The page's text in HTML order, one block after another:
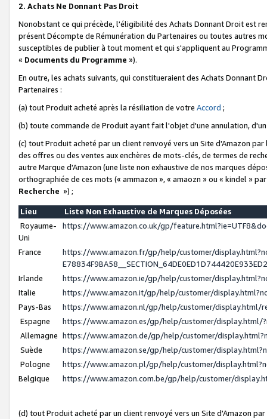
2. Achats Ne Donnant Pas Droit
Nonobstant ce qui précède, l'éligibilité des Achats Donnant Droit est
présent Décompte de Rémunération du Partenaires ou toutes autres
susceptibles de publier à tout moment et qui s'appliquent au
« Documents du Programme »).
En outre, les achats suivants, qui constitueraient des Achats Donnant
Partenaires :
(a) tout Produit acheté après la résiliation de votre Accord ;
(b) toute commande de Produit ayant fait l'objet d'une annulation,
(c) tout Produit acheté par un client renvoyé vers un Site d'Amazon
des offres ou des ventes aux enchères de mots-clés, de termes de
autre Marque d'Amazon (une liste non exhaustive de nos marques
orthographiée de ces mots (« ammazon », « amaozn » ou « kindel »
Recherche ») ;
Lieu
Liste Non Exhaustive de Marques Déposées
Royaume-
Uni
https://www.amazon.co.uk/gp/
France
https://www.amazon.fr/gp/help/customer/
Irlande
https://www.amazon.ie/gp/help/customer/
Italie
https://www.amazon.it/gp/help/customer/
Pays-Bas
https://www.amazon.nl/gp/help/customer/display.html/
Espagne
https://www.amazon.es/gp/help/customer/display.html/
Allemagne https://www.amazon.de/gp/help/customer/
Suède
https://www.amazon.se/gp/help/customer/
Pologne
https://www.amazon.pl/gp/help/customer/
Belgique
https://www.amazon.com.be/gp/help/customer/
(d) tout Produit acheté par un client renvoyé vers un Site d'Amazon